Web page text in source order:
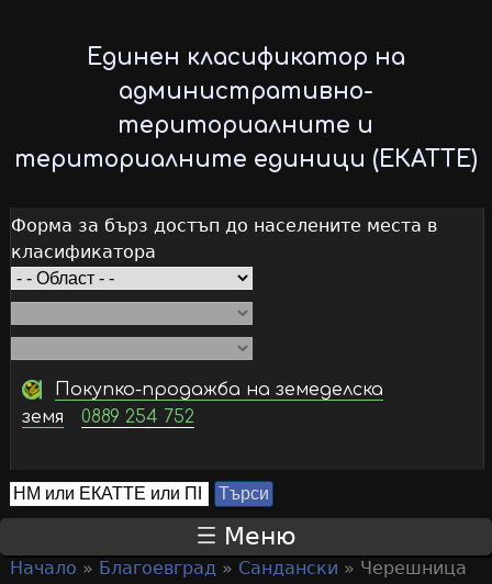
to
main
content
Единен класификатор на
административно-
териториалните и
териториалните единици (ЕКАТТЕ)
Форма за бърз достъп до населените места в
класификатора
Покупко-продажба на земеделска
земя
0889 254 752
S
e
Т
ъ
с
Меню
Начало » Благоевград » Сандански » Черешница